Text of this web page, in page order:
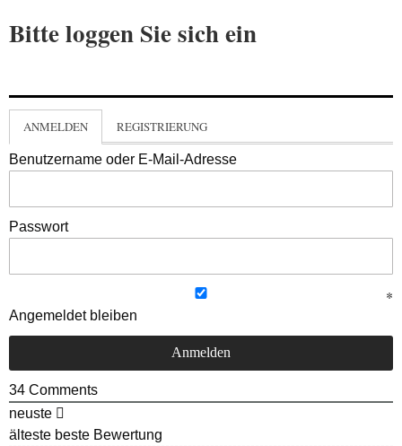
Bitte loggen Sie sich ein
ANMELDEN REGISTRIERUNG
Benutzername oder E-Mail-Adresse
Passwort
Angemeldet bleiben
34 Comments
neuste
älteste beste Bewertung